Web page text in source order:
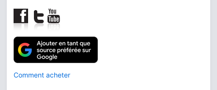
Comment acheter